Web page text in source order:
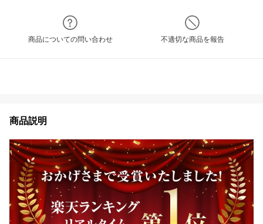
商品についての問い合わせ 不適切な商品を報告
商品説明